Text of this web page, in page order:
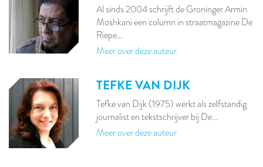
Al sinds 2004 schrijft de Groninger Armin
Moshkani een column in straatmagazine De
Riepe…
Meer over deze auteur
TEFKE VAN DIJK
Tefke van Dijk (1975) werkt als zelfstandig
journalist en tekstschrijver bij De…
Meer over deze auteur